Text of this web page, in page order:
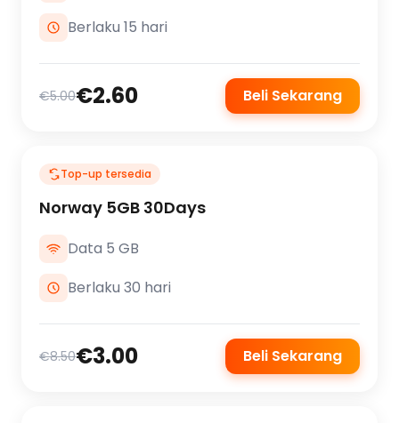
Berlaku 15 hari
€5.00€2.60 Beli Sekarang
Top-up tersedia
Norway 5GB 30Days
Data 5 GB
Berlaku 30 hari
€8.50€3.00 Beli Sekarang